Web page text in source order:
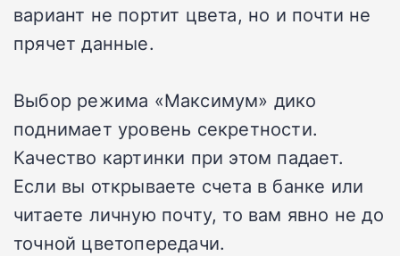
вариант не портит цвета, но и почти не
прячет данные.
Выбор режима «Максимум» дико
поднимает уровень секретности.
Качество картинки при этом падает.
Если вы открываете счета в банке или
читаете личную почту, то вам явно не до
точной цветопередачи.